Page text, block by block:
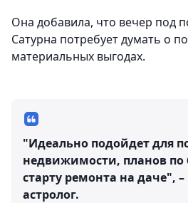
Она добавила, что вечер под
Сатурна потребует думать о
материальных выгодах.
"Идеально подойдет для
недвижимости, планов по
старту ремонта на даче",
астролог.